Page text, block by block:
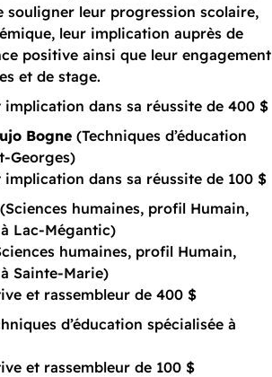
souligner leur progression scolaire,
leur implication auprès de
positive ainsi que leur engagement
et de stage.
implication dans sa réussite de 400 $
Bogne (Techniques d’éducation
Georges)
dans sa réussite de 100 $
(Sciences humaines, profil Humain,
Lac-Mégantic)
humaines, profil Humain,
Sainte-Marie)
et rassembleur de 400 $
d’éducation spécialisée à
et rassembleur de 100 $